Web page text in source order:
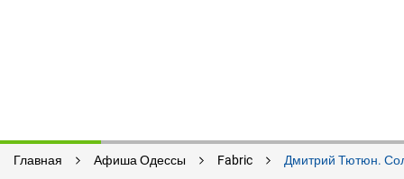
Главная Афиша Одессы Fabric Дмитрий Тютюн.